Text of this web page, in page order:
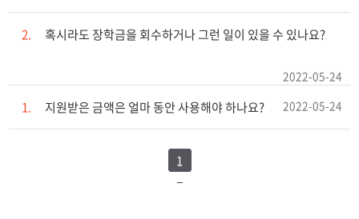
2. 혹시라도 장학금을 회수하거나 그런 일이 있을 수 있나요?
2022-05-24
1. 지원받은 금액은 얼마 동안 사용해야 하나요? 2022-05-24
1